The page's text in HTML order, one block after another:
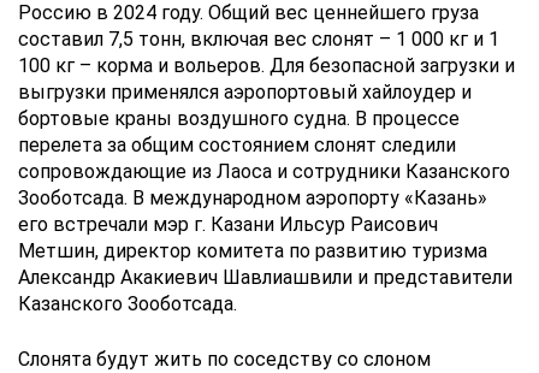
Россию в 2024 году. Общий вес ценнейшего груза
составил 7,5 тонн, включая вес слонят – 1 000 кг и 1
100 кг – корма и вольеров. Для безопасной загрузки и
выгрузки применялся аэропортовый хайлоудер и
бортовые краны воздушного судна. В процессе
перелета за общим состоянием слонят следили
сопровождающие из Лаоса и сотрудники Казанского
Зооботсада. В международном аэропорту «Казань»
его встречали мэр г. Казани Ильсур Раисович
Метшин, директор комитета по развитию туризма
Александр Акакиевич Шавлиашвили и представители
Казанского Зооботсада.
Слонята будут жить по соседству со слоном